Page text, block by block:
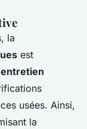
la
est
entretien
usées. Ainsi,
la